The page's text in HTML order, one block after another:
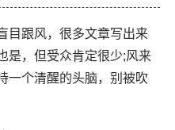
目跟风，很多文章写出来
是，但受众肯定很少;风来
一个清醒的头脑，别被吹